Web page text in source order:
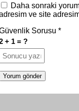
Daha sonraki
ve site
Sorusu *
+ 1 = ?